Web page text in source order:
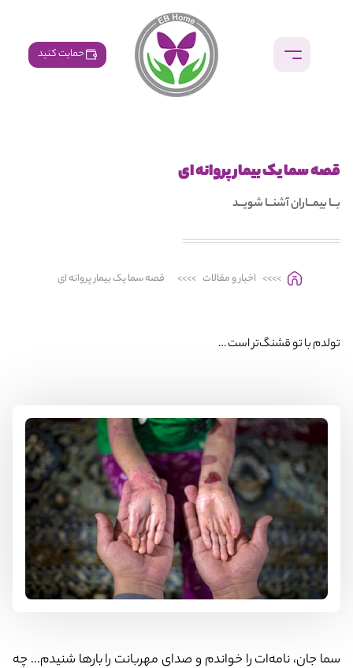
حمایت کنید
قصه سما یک بیمار پروانه ای
بــا بیمــاران آشنــا شویــد
>>>> اخبار و مقالات >>>> قصه سما یک بیمار پروانه ای
تولدم با تو قشنگ‌تر است …
سما جان، نامه‌ات را خواندم و صدای مهربانت را بارها شنیدم… چه